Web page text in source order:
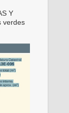
Y
verdes